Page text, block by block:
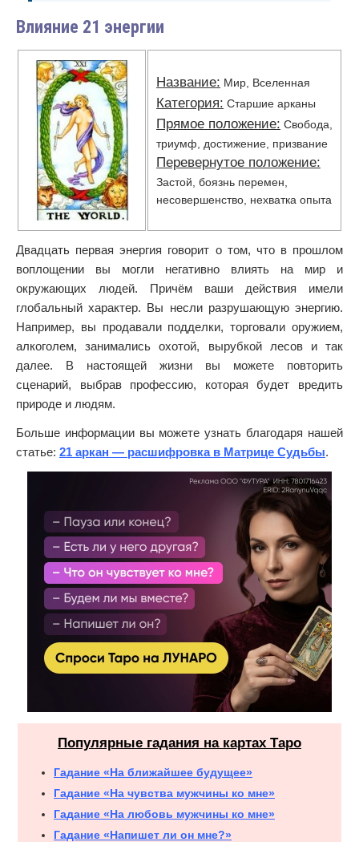
Влияние 21 энергии
Название: Мир, Вселенная
Категория: Старшие арканы
Прямое положение: Свобода,
триумф, достижение, призвание
Перевернутое положение:
Застой, боязнь перемен,
несовершенство, нехватка опыта
Двадцать первая энергия говорит о том, что в прошлом
воплощении вы могли негативно влиять на мир и
окружающих людей. Причём ваши действия имели
глобальный характер. Вы несли разрушающую энергию.
Например, вы продавали подделки, торговали оружием,
алкоголем, занимались охотой, вырубкой лесов и так
далее. В настоящей жизни вы можете повторить
сценарий, выбрав профессию, которая будет вредить
природе и людям.
Больше информации вы можете узнать благодаря нашей
статье: 21 аркан — расшифровка в Матрице Судьбы.
Популярные гадания на картах Таро
Гадание «На ближайшее будущее»
Гадание «На чувства мужчины ко мне»
Гадание «На любовь мужчины ко мне»
Гадание «Напишет ли он мне?»